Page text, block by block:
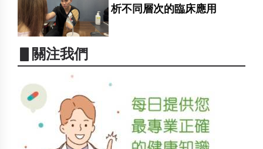
析不同層次的臨床應用
▋關注我們